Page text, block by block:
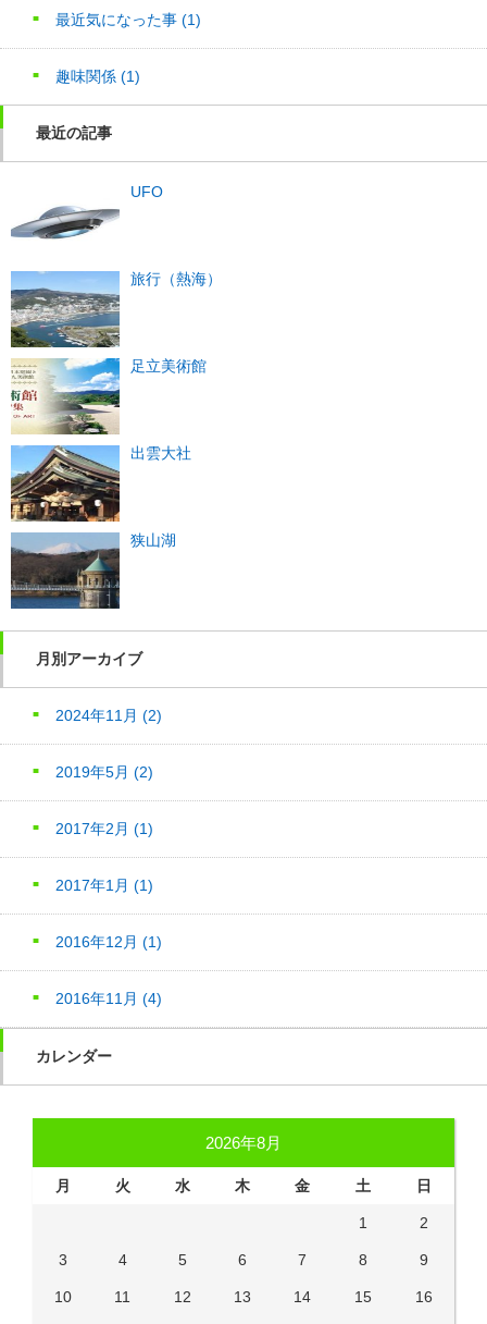
最近気になった事 (1)
趣味関係 (1)
最近の記事
UFO
旅行（熱海）
足立美術館
出雲大社
狭山湖
月別アーカイブ
2024年11月 (2)
2019年5月 (2)
2017年2月 (1)
2017年1月 (1)
2016年12月 (1)
2016年11月 (4)
カレンダー
2026年8月
月 火 水 木 金 土 日
1 2
3 4 5 6 7 8 9
10 11 12 13 14 15 16